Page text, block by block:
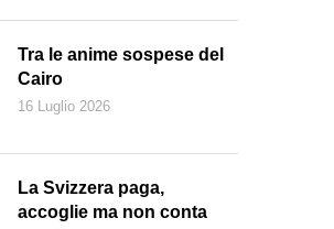
Tra le anime sospese del
Cairo
16 Luglio 2026
La Svizzera paga,
accoglie ma non conta